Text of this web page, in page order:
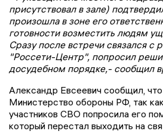
присутствовал в зале)
произошла в зоне его
готовности возместить людям
Сразу после встречи связался с
"Россети-Центр", попросил
досудебном порядке,- сообщил
Александр Евсеевич сообщил, что
Министерство обороны РФ, так
участников СВО попросила его
который перестал выходить на